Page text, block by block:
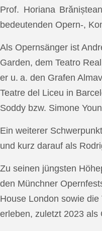
Prof. Horiana
bedeutenden Opern-,
Als Opernsänger ist
Garden, dem Teatro
er u. a. den Grafen
Teatre del Liceu in
Soddy bzw. Simone
Ein weiterer
und kurz darauf als
Zu seinen jüngsten
den Münchner
House London sowie
erleben, zuletzt 2023 als